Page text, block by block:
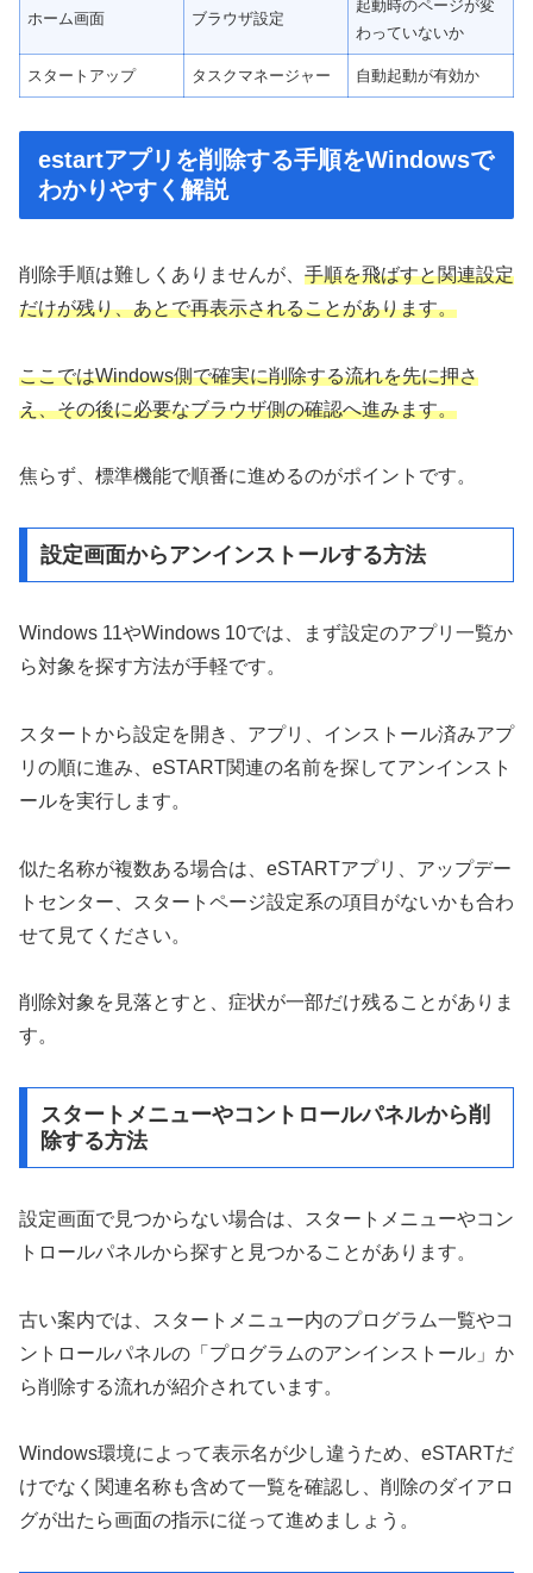
ホーム画面 ブラウザ設定
起動時のページが変
わっていないか
スタートアップ タスクマネージャー 自動起動が有効か
estartアプリを削除する手順をWindowsで
わかりやすく解説
削除手順は難しくありませんが、 手順を飛ばすと関連設定
だけが残り、あとで再表示されることがあります。
ここではWindows側で確実に削除する流れを先に押さ
え、その後に必要なブラウザ側の確認へ進みます。
焦らず、標準機能で順番に進めるのがポイントです。
設定画面からアンインストールする方法
Windows 11やWindows 10では、まず設定のアプリ一覧か
ら対象を探す方法が手軽です。
スタートから設定を開き、アプリ、インストール済みアプ
リの順に進み、eSTART関連の名前を探してアンインスト
ールを実行します。
似た名称が複数ある場合は、eSTARTアプリ、アップデー
トセンター、スタートページ設定系の項目がないかも合わ
せて見てください。
削除対象を見落とすと、症状が一部だけ残ることがありま
す。
スタートメニューやコントロールパネルから削
除する方法
設定画面で見つからない場合は、スタートメニューやコン
トロールパネルから探すと見つかることがあります。
古い案内では、スタートメニュー内のプログラム一覧やコ
ントロールパネルの「プログラムのアンインストール」か
ら削除する流れが紹介されています。
Windows環境によって表示名が少し違うため、eSTARTだ
けでなく関連名称も含めて一覧を確認し、削除のダイアロ
グが出たら画面の指示に従って進めましょう。